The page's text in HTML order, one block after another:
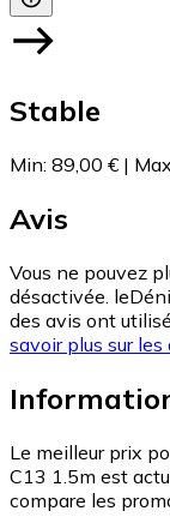
Stable
Min: 89,00 € | Max
Avis
Vous ne pouvez
désactivée.
des avis ont
savoir plus sur les
Le meilleur prix
C13 1.5m est
compare les